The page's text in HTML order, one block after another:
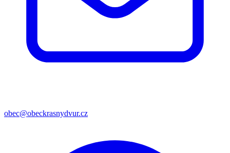
obec@obeckrasnydvur.cz